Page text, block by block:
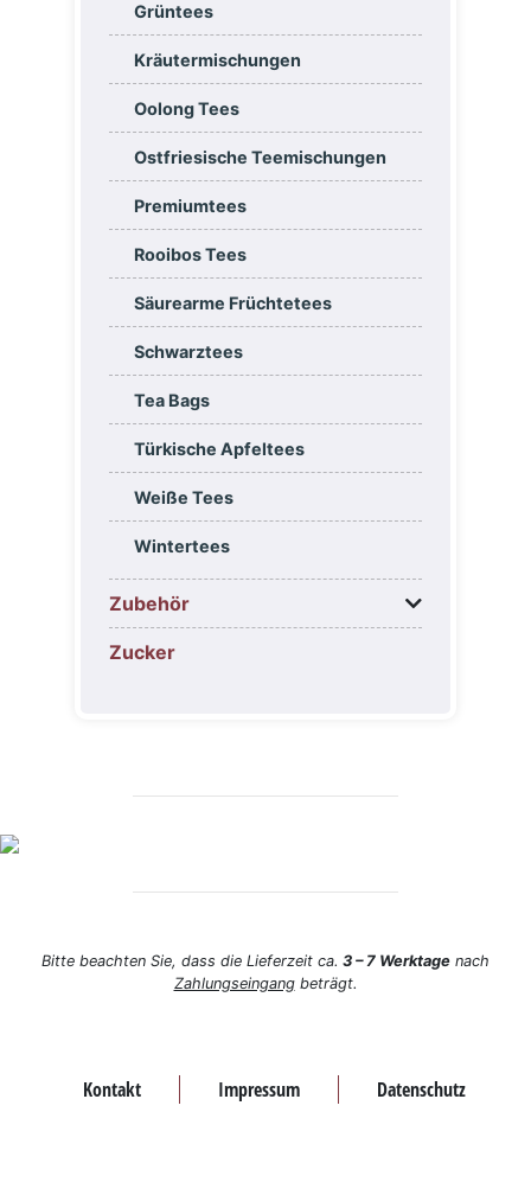
Grüntees
Kräutermischungen
Oolong Tees
Ostfriesische Teemischungen
Premiumtees
Rooibos Tees
Säurearme Früchtetees
Schwarztees
Tea Bags
Türkische Apfeltees
Weiße Tees
Wintertees
Zubehör
Zucker
Bitte beachten Sie, dass die Lieferzeit ca. 3 – 7 Werktage nach
Zahlungseingangbeträgt.
Kontakt Impressum Datenschutz